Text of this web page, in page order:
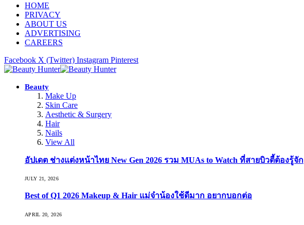
HOME
PRIVACY
ABOUT US
ADVERTISING
CAREERS
Facebook X (Twitter) Instagram Pinterest
Beauty
Make Up
Skin Care
Aesthetic & Surgery
Hair
Nails
View All
อัปเดต ช่างแต่งหน้าไทย New Gen 2026 รวม MUAs to Watch ที่สายบิวตี้ต้องรู้จัก
JULY 21, 2026
Best of Q1 2026 Makeup & Hair แม่จ๋าน้องใช้ดีมาก อยากบอกต่อ
APRIL 20, 2026